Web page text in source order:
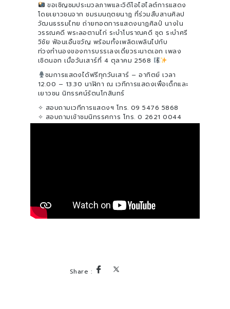
ขอเชิญชมประมวลภาพและวิดีโอไฮไลต์การแสดง
โดยเยาวชนจาก ชมรมนฤตยนาฏ ที่ร่วมสืบสานศิลป
วัฒนธรรมไทย ถ่ายทอดการแสดงนาฏศิลป์ นางใน
วรรณคดี พระลอตามไก่ ระบำโบราณคดี ชุด ระบำศรี
วิชัย ฟ้อนเอิ้นขวัญ พร้อมทั้งเพลิดเพลินไปกับ
ท่วงทำนองของการบรรเลงเดี่ยวระนาดเอก เพลง
เชิดนอก เมื่อวันเสาร์ที่ 4 ตุลาคม 2568
ชมการแสดงได้ฟรีทุกวันเสาร์ – อาทิตย์ เวลา
12.00 – 13.30 นาฬิกา ณ เวทีการแสดงเพื่อเด็กและ
เยาวชน นิทรรศน์รัตนโกสินทร์
✧ สอบถามเวทีการแสดงฯ โทร. 09 5476 5868
✧ สอบถามเข้าชมนิทรรศการ โทร. 0 2621 0044